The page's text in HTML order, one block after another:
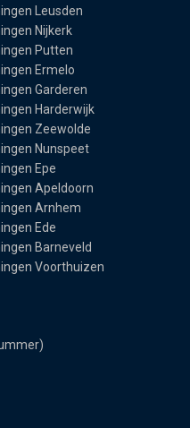
Leusden
Nijkerk
Putten
Ermelo
Garderen
Harderwijk
Zeewolde
Nunspeet
Epe
Apeldoorn
Arnhem
Ede
Barneveld
Voorthuizen